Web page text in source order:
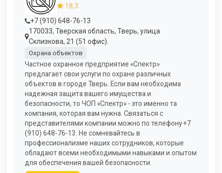
18,3
+7 (910) 648-76-13
170033, Тверская область, Тверь, улица
Склизкова, 21 (51 офис).
Охрана объектов
Частное охранное предприятие «Спектр»
предлагает свои услуги по охране различных
объектов в городе Тверь. Если вам необходима
надежная защита вашего имущества и
безопасности, то ЧОП «Спектр» - это именно та
компания, которая вам нужна. Связаться с
представителями компании можно по телефону +7
(910) 648-76-13. Не сомневайтесь в
профессионализме наших сотрудников, которые
обладают всеми необходимыми навыками и опытом
для обеспечения вашей безопасности.